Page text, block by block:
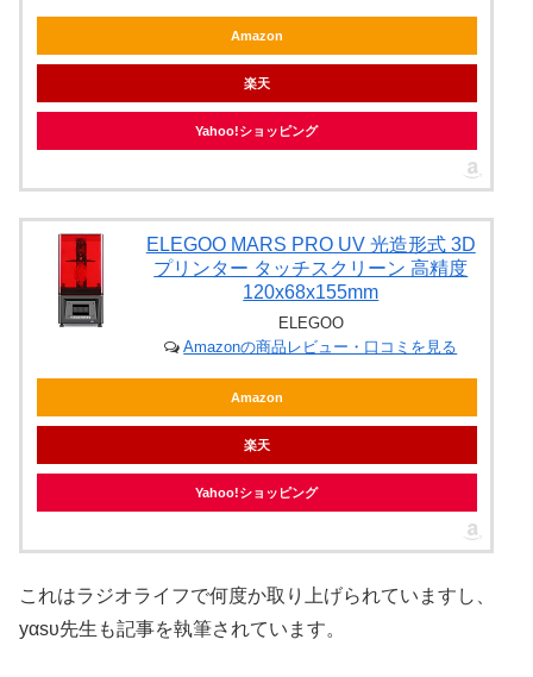
Amazon
楽天
Yahoo!ショッピング
ELEGOO MARS PRO UV 光造形式 3D
プリンター タッチスクリーン 高精度
120x68x155mm
ELEGOO
Amazonの商品レビュー・口コミを見る
Amazon
楽天
Yahoo!ショッピング
これはラジオライフで何度か取り上げられていますし、
yαsυ先生も記事を執筆されています。